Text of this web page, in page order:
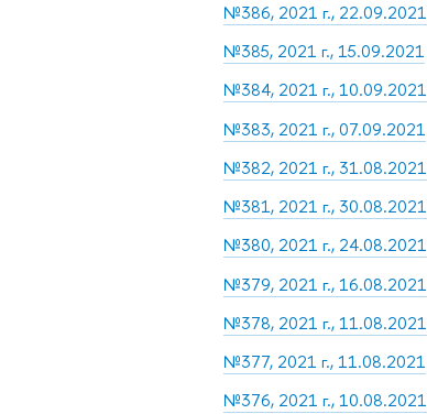
№386, 2021 г., 22.09.2021
№385, 2021 г., 15.09.2021
№384, 2021 г., 10.09.2021
№383, 2021 г., 07.09.2021
№382, 2021 г., 31.08.2021
№381, 2021 г., 30.08.2021
№380, 2021 г., 24.08.2021
№379, 2021 г., 16.08.2021
№378, 2021 г., 11.08.2021
№377, 2021 г., 11.08.2021
№376, 2021 г., 10.08.2021